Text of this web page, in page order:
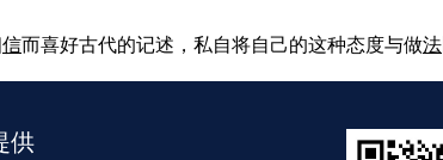
信而喜好古代的记述，私自将自己的这种态度与做法
供